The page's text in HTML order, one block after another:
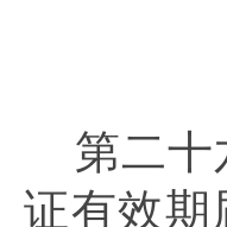
第二十
证有效期